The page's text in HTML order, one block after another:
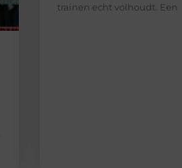
trainen echt volhoudt. Een